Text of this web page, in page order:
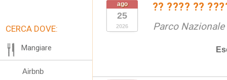
ago
25
2026
?? ???? ??
Parco
CERCA DOVE:
Mangiare
Airbnb